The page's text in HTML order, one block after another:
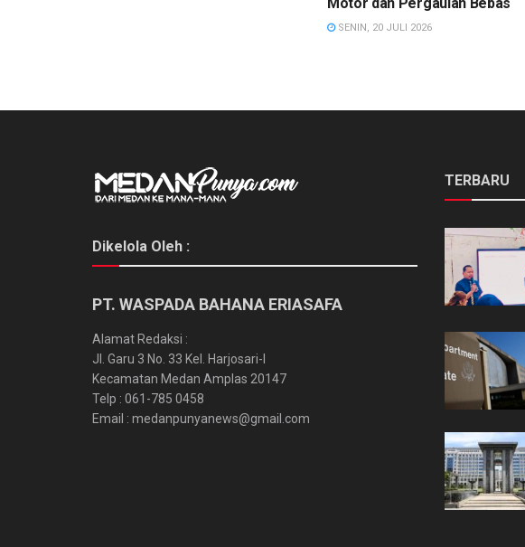
Motor dan Pergaulan Bebas
SENIN, 20 JULI 2026
Dikelola Oleh :
PT. WASPADA BAHANA ERIASAFA
Alamat Redaksi :
Jl. Garu 3 No. 33 Kel. Harjosari-I
Kecamatan Medan Amplas 20147
Telp : 061-785 0458
Email : medanpunyanews@gmail.com
TERBARU